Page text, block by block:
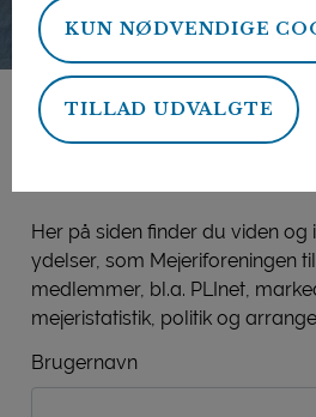
KUN NØDVENDIGE
TILLAD UDVALGTE
Mejeriforeningens
Her på siden finder du viden
ydelser, som Mejeriforeningen
medlemmer, bl.a. PLInet,
mejeristatistik, politik og
Brugernavn